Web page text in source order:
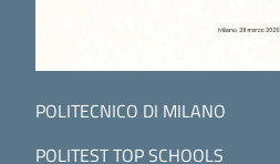
POLITECNICO DI MILANO
POLITEST TOP SCHOOLS